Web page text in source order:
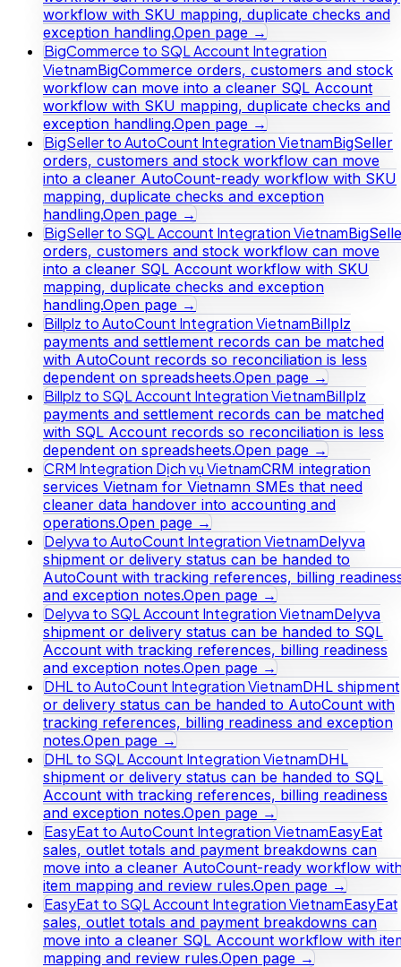
workflow with SKU mapping, duplicate checks and
exception handling.Open page →
BigCommerce to SQL Account Integration
VietnamBigCommerce orders, customers and stock
workflow can move into a cleaner SQL Account
workflow with SKU mapping, duplicate checks and
exception handling.Open page →
BigSeller to AutoCount Integration VietnamBigSeller
orders, customers and stock workflow can move
into a cleaner AutoCount-ready workflow with SKU
mapping, duplicate checks and exception
handling.Open page →
BigSeller to SQL Account Integration Vietnam
orders, customers and stock workflow can move
into a cleaner SQL Account workflow with SKU
mapping, duplicate checks and exception
handling.Open page →
Billplz to AutoCount Integration VietnamBillplz
payments and settlement records can be matched
with AutoCount records so reconciliation is less
dependent on spreadsheets.Open page →
Billplz to SQL Account Integration VietnamBillplz
payments and settlement records can be matched
with SQL Account records so reconciliation is less
dependent on spreadsheets.Open page →
CRM Integration Dịch vụ VietnamCRM integration
services Vietnam for Vietnamn SMEs that need
cleaner data handover into accounting and
operations.Open page →
Delyva to AutoCount Integration VietnamDelyva
shipment or delivery status can be handed to
AutoCount with tracking references, billing
and exception notes.Open page →
Delyva to SQL Account Integration VietnamDelyva
shipment or delivery status can be handed to SQL
Account with tracking references, billing readiness
and exception notes.Open page →
DHL to AutoCount Integration VietnamDHL shipment
or delivery status can be handed to AutoCount with
tracking references, billing readiness and exception
notes.Open page →
DHL to SQL Account Integration VietnamDHL
shipment or delivery status can be handed to SQL
Account with tracking references, billing readiness
and exception notes.Open page →
EasyEat to AutoCount Integration VietnamEasyEat
sales, outlet totals and payment breakdowns can
move into a cleaner AutoCount-ready workflow
item mapping and review rules.Open page →
EasyEat to SQL Account Integration VietnamEasyEat
sales, outlet totals and payment breakdowns can
move into a cleaner SQL Account workflow with
mapping and review rules.Open page →